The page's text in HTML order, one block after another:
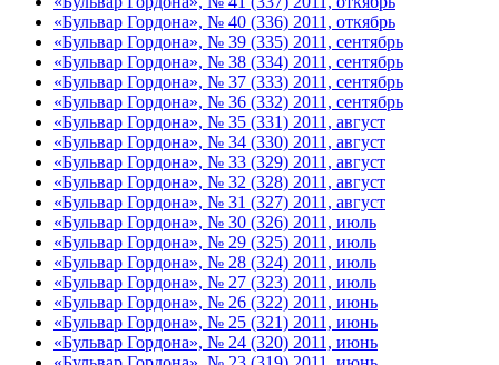
«Бульвар Гордона», № 40 (336) 2011, откябрь
«Бульвар Гордона», № 39 (335) 2011, сентябрь
«Бульвар Гордона», № 38 (334) 2011, сентябрь
«Бульвар Гордона», № 37 (333) 2011, сентябрь
«Бульвар Гордона», № 36 (332) 2011, сентябрь
«Бульвар Гордона», № 35 (331) 2011, август
«Бульвар Гордона», № 34 (330) 2011, август
«Бульвар Гордона», № 33 (329) 2011, август
«Бульвар Гордона», № 32 (328) 2011, август
«Бульвар Гордона», № 31 (327) 2011, август
«Бульвар Гордона», № 30 (326) 2011, июль
«Бульвар Гордона», № 29 (325) 2011, июль
«Бульвар Гордона», № 28 (324) 2011, июль
«Бульвар Гордона», № 27 (323) 2011, июль
«Бульвар Гордона», № 26 (322) 2011, июнь
«Бульвар Гордона», № 25 (321) 2011, июнь
«Бульвар Гордона», № 24 (320) 2011, июнь